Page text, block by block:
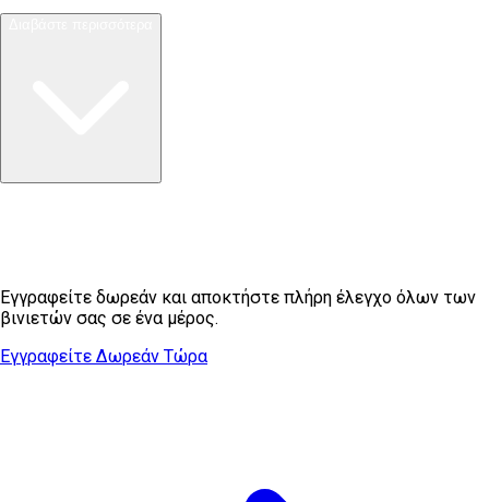
Εγγραφείτε δωρεάν και αποκτήστε πλήρη έλεγχο όλων των
βινιετών σας σε ένα μέρος.
Εγγραφείτε Δωρεάν Τώρα